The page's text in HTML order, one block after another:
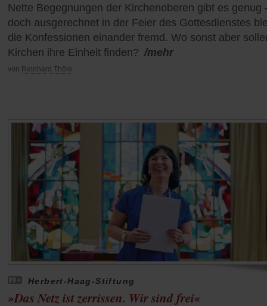
Nette Begegnungen der Kirchenoberen gibt es genug
doch ausgerechnet in der Feier des Gottesdienstes
die Konfessionen einander fremd. Wo sonst aber
Kirchen ihre Einheit finden? /mehr
von Reinhard Thöle
Herbert-Haag-Stiftung
»Das Netz ist zerrissen. Wir sind frei«